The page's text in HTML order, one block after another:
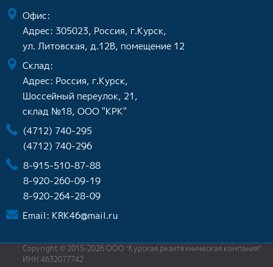
Офис:
Адрес: 305023, Россия, г.Курск,
ул. Литовская, д.12В, помещение 12
Склад:
Адрес: Россия, г.Курск,
Шоссейный переулок, 21,
склад №18, ООО "КРК"
(4712) 740-295
(4712) 740-296
8-915-510-87-88
8-920-260-09-19
8-920-264-28-09
Email: KRK46@mail.ru
Copyright © 2015-2026 ООО “Курская резитехническая компания”
ИНН 4632077742